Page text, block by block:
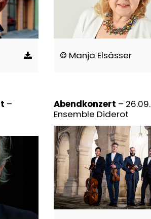
© Manja Elsässer
–
Abendkonzert – 26.09.
Ensemble Diderot